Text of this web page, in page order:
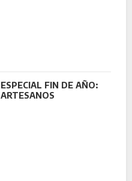
ESPECIAL FIN DE AÑO:
ARTESANOS